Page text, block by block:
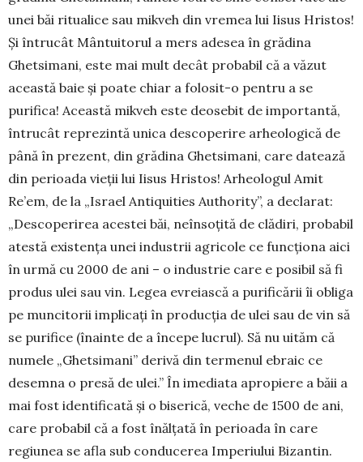
unei băi ritualice sau mikveh din vremea lui Iisus Hristos!
Şi întrucât Mântuitorul a mers adesea în grădina
Ghetsimani, este mai mult decât probabil că a văzut
această baie şi poate chiar a folosit-o pentru a se
purifica! Această mikveh este deosebit de importantă,
întrucât reprezintă unica descoperire arheologică de
până în prezent, din grădina Ghetsimani, care datează
din perioada vieţii lui Iisus Hristos! Arheologul Amit
Re’em, de la „Israel Antiquities Authority”, a declarat:
„Des­co­perirea acestei băi, neînsoţită de clădiri, probabil
atestă existenţa unei industrii agricole ce funcţiona aici
în urmă cu 2000 de ani – o industrie care e posibil să fi
produs ulei sau vin. Legea evreiască a pu­rificării îi obliga
pe muncitorii implicaţi în pro­ducţia de ulei sau de vin să
se purifice (înainte de a începe lucrul). Să nu uităm că
nu­mele „Ghetsi­mani” derivă din termenul ebraic ce
desem­na o presă de ulei.” În ime­diata apropiere a băii a
mai fost identificată şi o biserică, ve­che de 1500 de ani,
care probabil că a fost înălţată în perioada în care
regiunea se afla sub conducerea Imperiu­lui Bizantin.